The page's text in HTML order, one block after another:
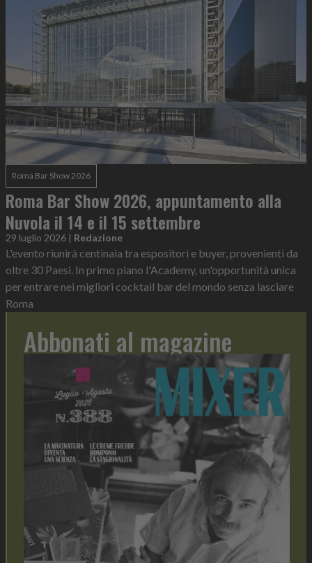
Roma Bar Show 2026
Roma Bar Show 2026, appuntamento alla
Nuvola il 14 e il 15 settembre
29 luglio 2026 | Redazione
L'evento riunirà centinaia tra espositori e buyer, provenienti da
oltre 30 Paesi. In primo piano l'Academy, un'opportunità unica
per entrare nei migliori cocktail bar del mondo senza lasciare
Roma
Abbonati al magazine